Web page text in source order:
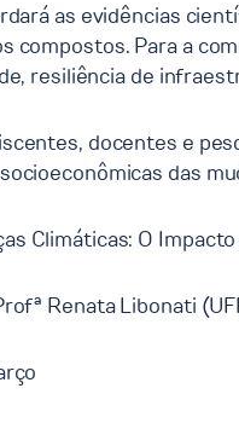
as evidências
compostos. Para a
resiliência de
docentes e
das
Climáticas: O
Renata Libonati